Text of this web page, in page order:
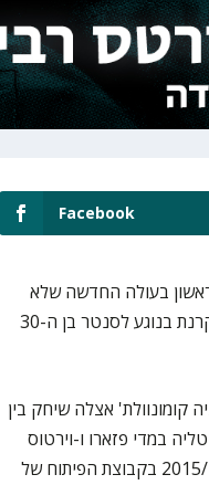
Facebook
בעולה החדשה שלא
שיחק בעברו בישראל. כעת, ניסינו לענות על השאלה המסקרנת בנוגע לסנטר בן ה-30
קומונוולת' אצלה שיחק בין
באיטליה במדי פזארו ו-וירטוס
בולוניה בעונת 2014/15. לאחר מכן, רדיק שיחק בעונת 2015/16 בקבוצת הפיתוח של